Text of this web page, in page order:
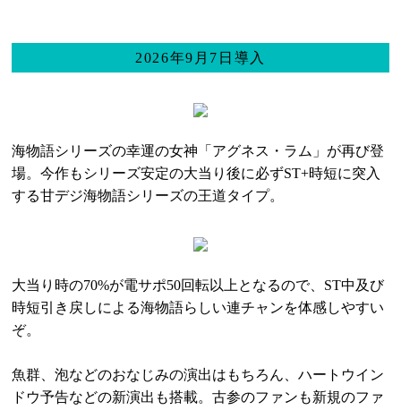
2026年9月7日導入
海物語シリーズの幸運の女神「アグネス・ラム」が再び登
場。今作もシリーズ安定の大当り後に必ずST+時短に突入
する甘デジ海物語シリーズの王道タイプ。
大当り時の70%が電サポ50回転以上となるので、ST中及び
時短引き戻しによる海物語らしい連チャンを体感しやすい
ぞ。
魚群、泡などのおなじみの演出はもちろん、ハートウイン
ドウ予告などの新演出も搭載。古参のファンも新規のファ